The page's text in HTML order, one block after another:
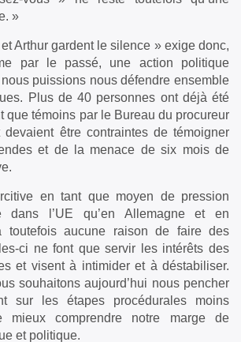
»
Arthur gardent le silence » exige donc,
par le passé, une action politique
puissions nous défendre ensemble
Plus de 40 personnes ont déjà été
que témoins par le Bureau du procureur
devaient être contraintes de témoigner
et de la menace de six mois de
en tant que moyen de pression
dans l’UE qu’en Allemagne et en
toutefois aucune raison de faire des
ci ne font que servir les intérêts des
et visent à intimider et à déstabiliser.
souhaitons aujourd’hui nous pencher
sur les étapes procédurales moins
mieux comprendre notre marge de
et politique.